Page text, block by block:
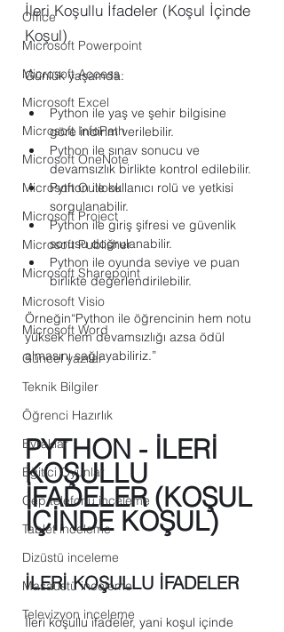
Office
Microsoft Powerpoint
Microsoft Access
Microsoft Excel
Microsoft InfoPath
Microsoft OneNote
Microsoft Outlook
Microsoft Project
Microsoft Publisher
Microsoft Sharepoint
Microsoft Visio
Microsoft Word
Güncel yazılar
Teknik Bilgiler
Öğrenci Hazırlık
Evraklar
Eğitici Oyunlar
Cep telefonu inceleme
Tablet inceleme
Dizüstü inceleme
Masaüstü inceleme
Televizyon inceleme
İleri Koşullu İfadeler (Koşul İçinde
Koşul)
Günlük yaşamda:
Python ile yaş ve şehir bilgisine
göre indirim verilebilir.
Python ile sınav sonucu ve
devamsızlık birlikte kontrol edilebilir.
Python ile kullanıcı rolü ve yetkisi
sorgulanabilir.
Python ile giriş şifresi ve güvenlik
sorusu doğrulanabilir.
Python ile oyunda seviye ve puan
birlikte değerlendirilebilir.
Örneğin“Python ile öğrencinin hem notu
yüksek hem devamsızlığı azsa ödül
almasını sağlayabiliriz.”
PYTHON - İLERİ
KOŞULLU
İFADELER (KOŞUL
İÇİNDE KOŞUL)
İLERİ KOŞULLU İFADELER
İleri koşullu ifadeler, yani koşul içinde